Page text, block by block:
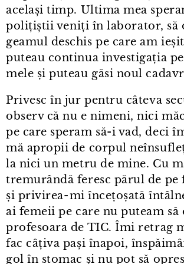
același timp. Ultima mea
polițiștii veniți în laborator, să
geamul deschis pe care am
puteau continua investigația
mele și puteau găsi noul
Privesc în jur pentru câteva
observ că nu e nimeni, nici
pe care speram să-i vad, deci
mă apropii de corpul
la nici un metru de mine. Cu
tremurândă feresc părul de pe
și privirea⁠-⁠mi încețoșată
ai femeii pe care nu puteam să
profesoara de TIC. Îmi retrag
fac câțiva pași înapoi,
gol în stomac și nu pot să